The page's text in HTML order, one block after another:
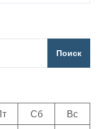
Поиск
Сб
Вс